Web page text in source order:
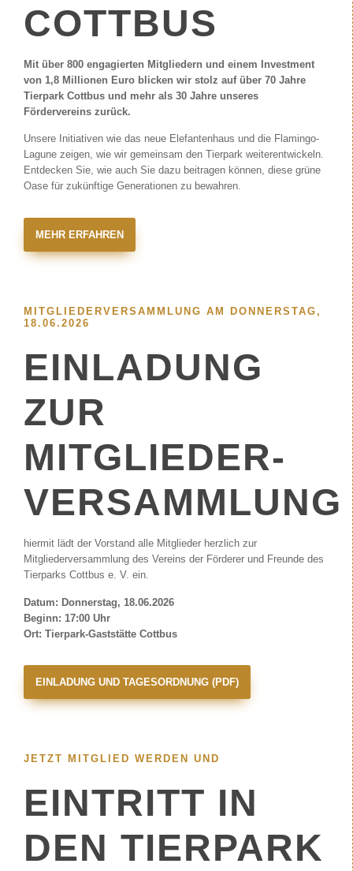
COTTBUS
Mit über 800 engagierten Mitgliedern und einem Investment
von 1,8 Millionen Euro blicken wir stolz auf über 70 Jahre
Tierpark Cottbus und mehr als 30 Jahre unseres
Fördervereins zurück.
Unsere Initiativen wie das neue Elefantenhaus und die Flamingo-
Lagune zeigen, wie wir gemeinsam den Tierpark weiterentwickeln.
Entdecken Sie, wie auch Sie dazu beitragen können, diese grüne
Oase für zukünftige Generationen zu bewahren.
MEHR ERFAHREN
MITGLIEDERVERSAMMLUNG AM DONNERSTAG,
18.06.2026
EINLADUNG
ZUR
MITGLIEDER-
VERSAMMLUNG
hiermit lädt der Vorstand alle Mitglieder herzlich zur
Mitgliederversammlung des Vereins der Förderer und Freunde des
Tierparks Cottbus e. V. ein.
Datum: Donnerstag, 18.06.2026
Beginn: 17:00 Uhr
Ort: Tierpark-Gaststätte Cottbus
EINLADUNG UND TAGESORDNUNG (PDF)
JETZT MITGLIED WERDEN UND
EINTRITT IN
DEN TIERPARK